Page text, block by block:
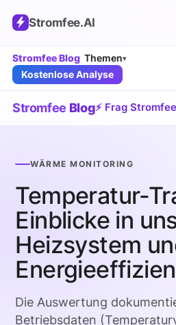
Stromfee.AI
Stromfee Blog Themen▾
Kostenlose Analyse
Stromfee Blog⚡ Frag Stromfee
WÄRME MONITORING
Temperatur-
Einblicke in
Heizsystem
Die Auswertung
Betriebsdaten